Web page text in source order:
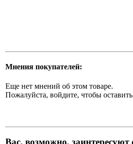
Мнения покупателей:
Еще нет мнений об этом товаре.
Пожалуйста, войдите, чтобы
Вас, возможно,